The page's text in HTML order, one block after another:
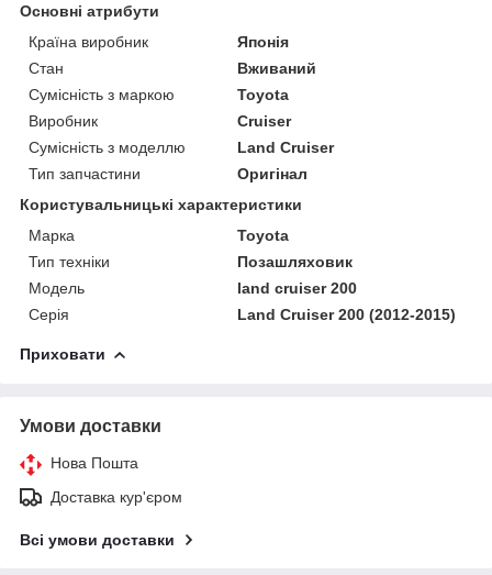
Основні атрибути
Країна виробник
Японія
Стан
Вживаний
Сумісність з маркою
Toyota
Виробник
Cruiser
Сумісність з моделлю
Land Cruiser
Тип запчастини
Оригінал
Користувальницькі характеристики
Марка
Toyota
Тип техніки
Позашляховик
Модель
land cruiser 200
Серія
Land Cruiser 200 (2012-2015)
Приховати
Умови доставки
Нова Пошта
Доставка кур'єром
Всі умови доставки